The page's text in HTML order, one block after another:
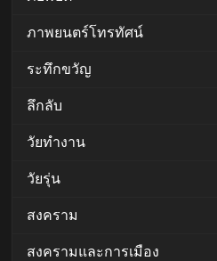
ภาพยนตร์โทรทัศน์
ระทึกขวัญ
ลึกลับ
วัยทำงาน
วัยรุ่น
สงคราม
สงครามและการเมือง